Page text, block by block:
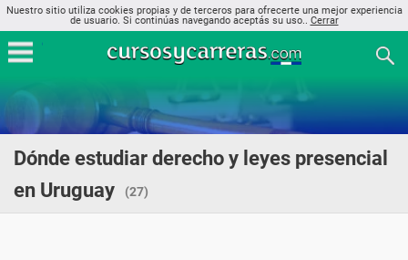
Nuestro sitio utiliza cookies propias y de terceros para ofrecerte una mejor experiencia
de usuario. Si continúas navegando aceptás su uso.. Cerrar
Dónde estudiar derecho y leyes presencial
en Uruguay
(27)